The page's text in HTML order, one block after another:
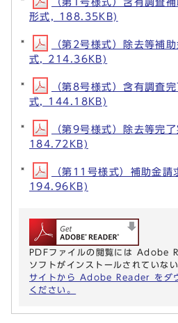
形式, 188.35KB)
（第2号様式）除去等補
式, 214.36KB)
（第8号様式）含有調査
式, 144.18KB)
（第9号様式）除去等完
184.72KB)
（第11号様式）補助金
194.96KB)
PDFファイルの閲覧には Adobe
ソフトがインストールされていない
サイトから Adobe Reader をダ
ください。